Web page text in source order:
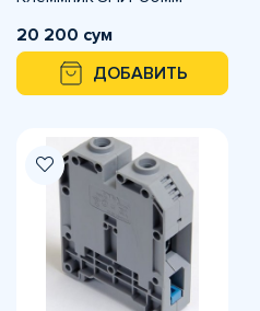
20 200 сум
ДОБАВИТЬ